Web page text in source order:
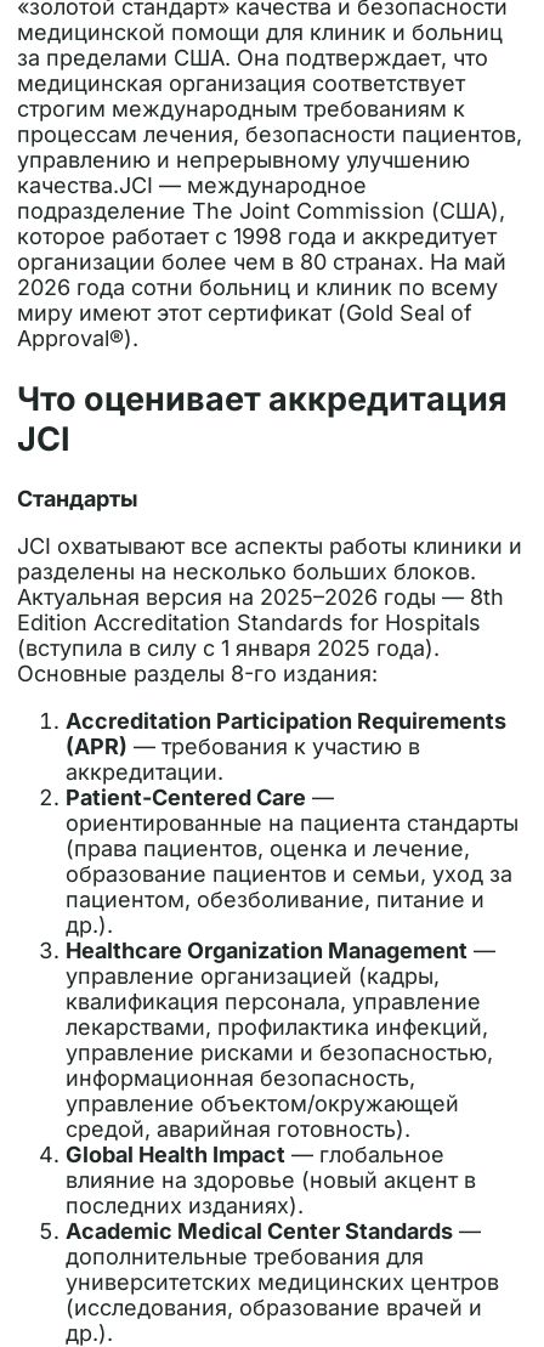
«золотой стандарт» качества и безопасности
медицинской помощи для клиник и больниц
за пределами США. Она подтверждает, что
медицинская организация соответствует
строгим международным требованиям к
процессам лечения, безопасности пациентов,
управлению и непрерывному улучшению
качества.JCI — международное
подразделение The Joint Commission (США),
которое работает с 1998 года и аккредитует
организации более чем в 80 странах. На май
2026 года сотни больниц и клиник по всему
миру имеют этот сертификат (Gold Seal of
Approval®).
Что оценивает аккредитация
JCI
Стандарты
JCI охватывают все аспекты работы клиники и
разделены на несколько больших блоков.
Актуальная версия на 2025–2026 годы — 8th
Edition Accreditation Standards for Hospitals
(вступила в силу с 1 января 2025 года).
Основные разделы 8-го издания:
Accreditation Participation Requirements
(APR) — требования к участию в
аккредитации.
Patient-Centered Care —
ориентированные на пациента стандарты
(права пациентов, оценка и лечение,
образование пациентов и семьи, уход за
пациентом, обезболивание, питание и
др.).
Healthcare Organization Management —
управление организацией (кадры,
квалификация персонала, управление
лекарствами, профилактика инфекций,
управление рисками и безопасностью,
информационная безопасность,
управление объектом/окружающей
средой, аварийная готовность).
Global Health Impact — глобальное
влияние на здоровье (новый акцент в
последних изданиях).
Academic Medical Center Standards —
дополнительные требования для
университетских медицинских центров
(исследования, образование врачей и
др.).